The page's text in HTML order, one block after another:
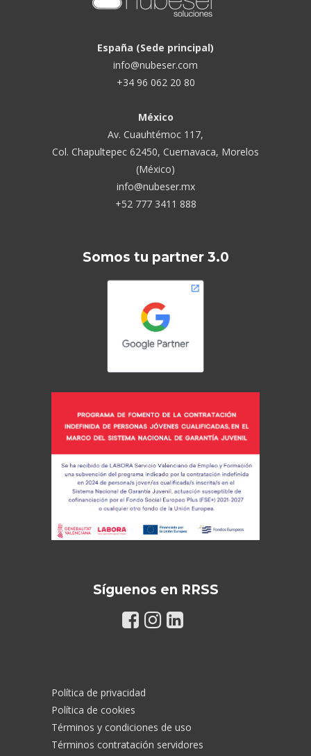
España (Sede principal)
info@nubeser.com
+34 96 062 20 80
México
Av. Cuauhtémoc 117,
Col. Chapultepec 62450, Cuernavaca, Morelos
(México)
info@nubeser.mx
+52 777 3411 888
Somos tu partner 3.0
Síguenos en RRSS
Política de privacidad
Política de cookies
Términos y condiciones de uso
Términos contratación servidores